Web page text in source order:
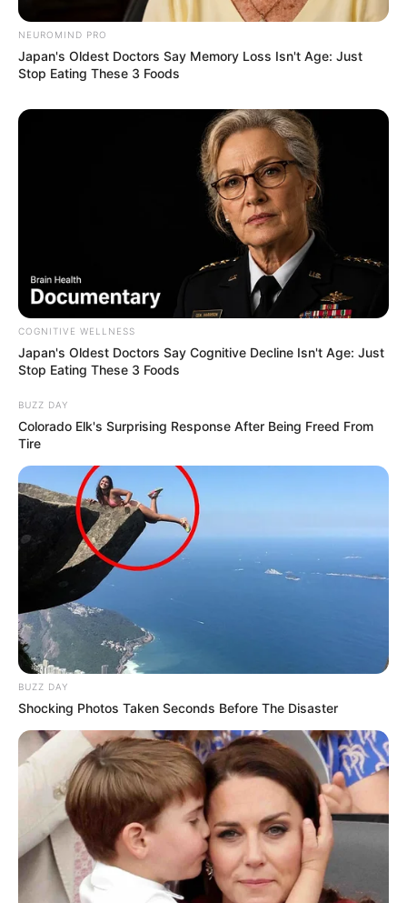
https://twitter.com/TheJikky/status/160454366613536768
0
Σημασία έχει τι ξέρουμε.
Εξετάστε αυτά που ξέρετε και τα υπόλοιπα είναι άσχετα,
γιατί υπάρχουν αρκετά για να υποστηρίξετε μαζικές
συλλήψεις ανθρώπων στην κυβέρνηση που συνωμότησαν
για δημοκτονία.
Αυτά είναι που γνωρίζουμε:
Περισσότεροι άνθρωποι πέθαναν τον Απρίλιο του
2020 και τον Ιανουάριο του 2021 από ό,τι θα
πέθαιναν κανονικά
Σε ορισμένες χώρες το συνολικό ποσοστό
θνησιμότητας ήταν φυσιολογικό για το 2020, πράγμα
που σημαίνει ότι ο αντίκτυπος της “πανδημίας” ήταν
είτε μικρός, είτε αποτέλεσμα “έλξης προς τα
εμπρός”.
Τα εργαστήρια πραγματοποίησαν δοκιμές PCR για
έναν κλώνο RNA και σε ορισμένα άτομα ήταν θετικό
Αυτές οι δοκιμές PCR ήταν πιο πιθανό να είναι
θετικές τη στιγμή που υπήρχαν θάνατοι
Οι εκκινητές για αυτές τις δοκιμές PCR ήταν
εμπορικοί και επομένως δεν γνωρίζουμε τι
NEUROMIND PRO
Japan's Oldest Doctors Say Memory Loss Isn't Age: Just
Stop Eating These 3 Foods
COGNITIVE WELLNESS
Japan's Oldest Doctors Say Cognitive Decline Isn't Age: Just
Stop Eating These 3 Foods
BUZZ DAY
Colorado Elk's Surprising Response After Being Freed From
Tire
BUZZ DAY
Shocking Photos Taken Seconds Before The Disaster